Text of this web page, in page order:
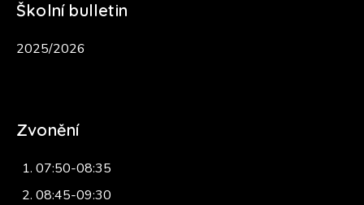
Školní bulletin
2025/2026
Zvonění
07:50-08:35
08:45-09:30